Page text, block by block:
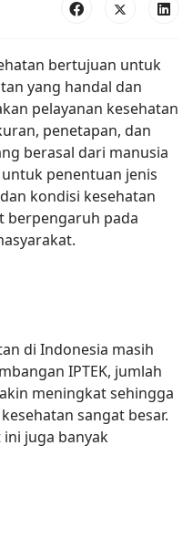
bertujuan untuk
yang handal dan
pelayanan kesehatan
penetapan, dan
berasal dari manusia
penentuan jenis
kondisi kesehatan
berpengaruh pada
di Indonesia masih
IPTEK, jumlah
meningkat sehingga
sangat besar.
ini juga banyak